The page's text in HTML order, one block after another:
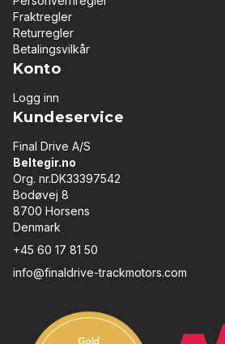
Fraktregler
Returregler
Betalingsvilkår
Konto
Logg inn
Kundeservice
Final Drive A/S
Beltegir.no
Org. nr.DK33397542
Bodøvej 8
8700 Horsens
Denmark
+45 60 17 81 50
info@finaldrive-trackmotors.com